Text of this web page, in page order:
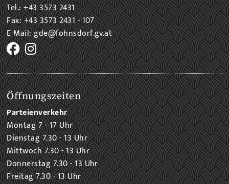
Tel.: +43 3573 2431
Fax: +43 3573 2431 - 107
E-Mail: gde@fohnsdorf.gv.at
Öffnungszeiten
Parteienverkehr
Montag 7 - 17 Uhr
Dienstag 7.30 - 13 Uhr
Mittwoch 7.30 - 13 Uhr
Donnerstag 7.30 - 13 Uhr
Freitag 7.30 - 13 Uhr